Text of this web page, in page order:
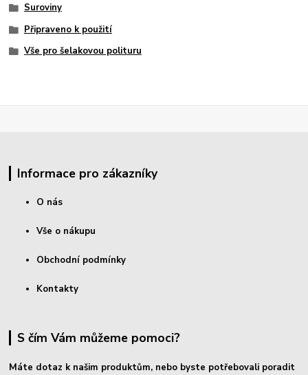
Suroviny
Připraveno k použití
Vše pro šelakovou polituru
Informace pro zákazníky
O nás
Vše o nákupu
Obchodní podmínky
Kontakty
S čím Vám můžeme pomoci?
Máte dotaz k našim produktům, nebo byste potřebovali poradit